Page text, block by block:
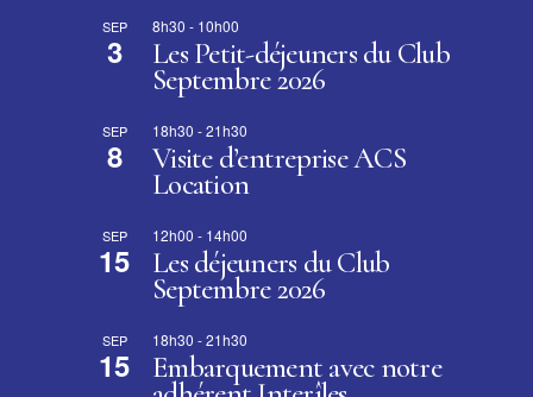
SEP
3
8h30 - 10h00
Les Petit-déjeuners du Club
Septembre 2026
SEP
8
18h30 -21h30
Visite d’entreprise ACS
Location
SEP
15
12h00 - 14h00
Les déjeuners du Club
Septembre 2026
SEP
15
18h30 -21h30
Embarquement avec notre